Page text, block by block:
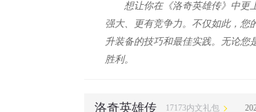
想让你在《洛奇英雄传》中更
强大、更有竞争力。不仅如此，您
升装备的技巧和最佳实践。无论您
胜利。
洛奇英雄传 17173内文礼包